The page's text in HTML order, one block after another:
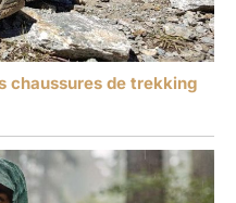
chaussures de trekking